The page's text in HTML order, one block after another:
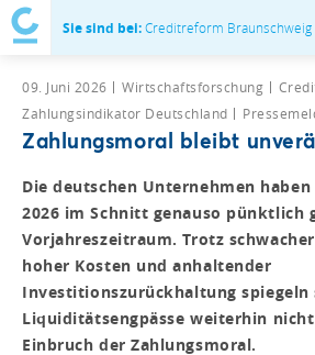
Sie sind bei:Creditreform Braunschweig
09. Juni 2026 Wirtschaftsforschung
Zahlungsindikator Deutschland
Zahlungsmoral bleibt
Die deutschen Unternehmen
2026 im Schnitt genauso pünktlich
Vorjahreszeitraum. Trotz
hoher Kosten und anhaltender
Investitionszurückhaltung spiegeln
Liquiditätsengpässe weiterhin
Einbruch der Zahlungsmoral.